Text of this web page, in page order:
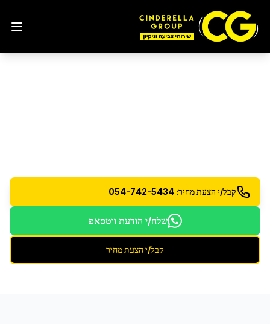
קבל/י הצעת מחיר: 054-742-5434
שלח/י הודעת ווטסאפ
קבל/י הצעת מחיר